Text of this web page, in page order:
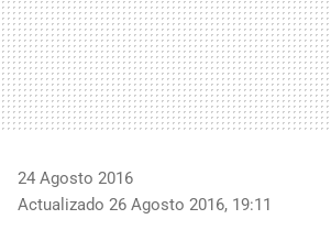
24 Agosto 2016
Actualizado 26 Agosto 2016, 19:11